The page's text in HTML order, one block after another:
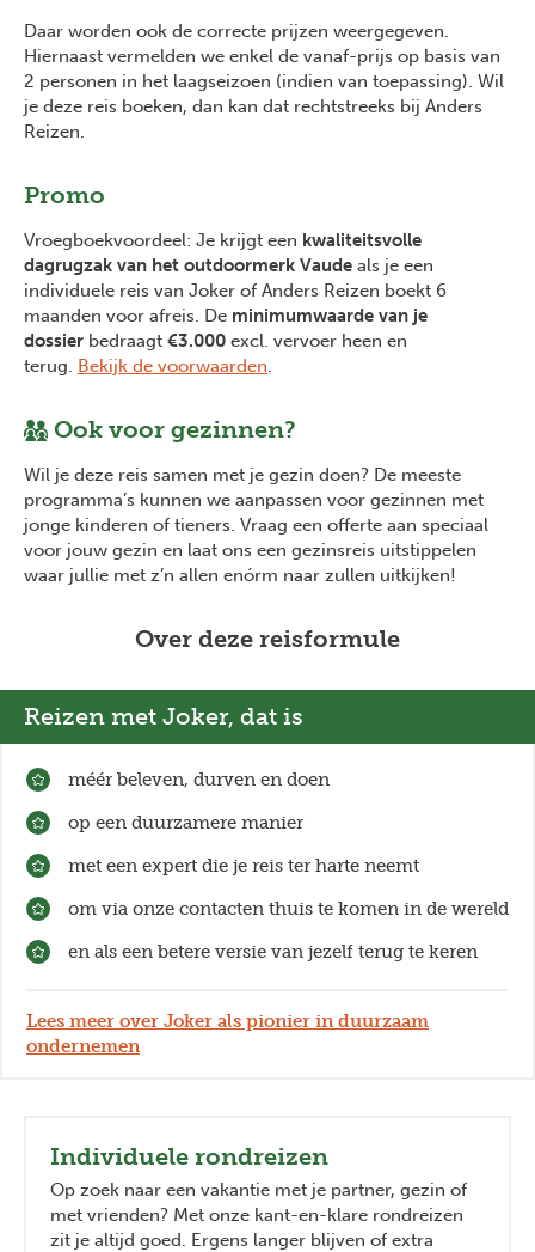
Daar worden ook de correcte prijzen weergegeven.
Hiernaast vermelden we enkel de vanaf-prijs op basis van
2 personen in het laagseizoen (indien van toepassing). Wil
je deze reis boeken, dan kan dat rechtstreeks bij Anders
Reizen.
Promo
Vroegboekvoordeel: Je krijgt een kwaliteitsvolle
dagrugzak van het outdoormerk Vaude als je een
individuele reis van Joker of Anders Reizen boekt 6
maanden voor afreis. De minimumwaarde van je
dossier bedraagt €3.000 excl. vervoer heen en
terug. Bekijk de voorwaarden.
Ook voor gezinnen?
Wil je deze reis samen met je gezin doen? De meeste
programma’s kunnen we aanpassen voor gezinnen met
jonge kinderen of tieners. Vraag een offerte aan speciaal
voor jouw gezin en laat ons een gezinsreis uitstippelen
waar jullie met z’n allen enórm naar zullen uitkijken!
Over deze reisformule
Reizen met Joker, dat is
méér beleven, durven en doen
op een duurzamere manier
met een expert die je reis ter harte neemt
om via onze contacten thuis te komen in de wereld
en als een betere versie van jezelf terug te keren
Lees meer over Joker als pionier in duurzaam
ondernemen
Individuele rondreizen
Op zoek naar een vakantie met je partner, gezin of
met vrienden? Met onze kant-en-klare rondreizen
zit je altijd goed. Ergens langer blijven of extra